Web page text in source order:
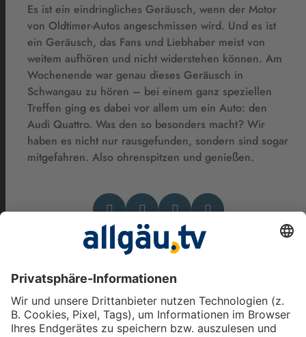
Es ist ein eindringliches Geräusch, wenn der Motor
von Oldtimer-Autos angeschmissen wird. Und es ist
ein Geräusch, das Fans und Liebhaber meist von
weitem aufhören und nicht widerstehen können. Am
Wochenende war genau dieses Geräusch in
Schwangau zu hören – bei einem ganz speziellen
Treffen ging es dabei vor allem um ein Auto: den
Audi Quattro. Was den so besonders macht? Wir
haben es nicht nur rausgefunden, sondern sind sogar
mitgefahren. Also ohrenspitzen und genießen.
Das könnte Dich auch
interessieren